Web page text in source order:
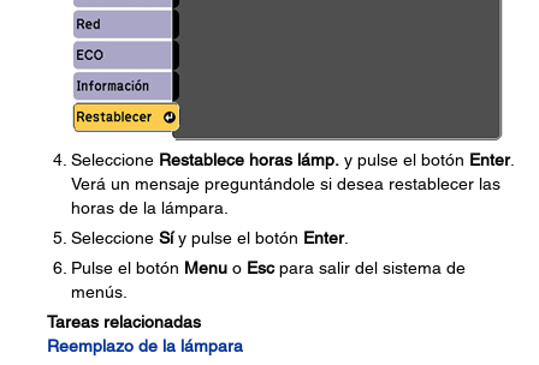
Seleccione Restablece horas lámp. y pulse el botón Enter.
Verá un mensaje preguntándole si desea restablecer las
horas de la lámpara.
Seleccione Síy pulse el botón Enter.
Pulse el botón Menu o Escpara salir del sistema de
menús.
Tareas relacionadas
Reemplazo de la lámpara